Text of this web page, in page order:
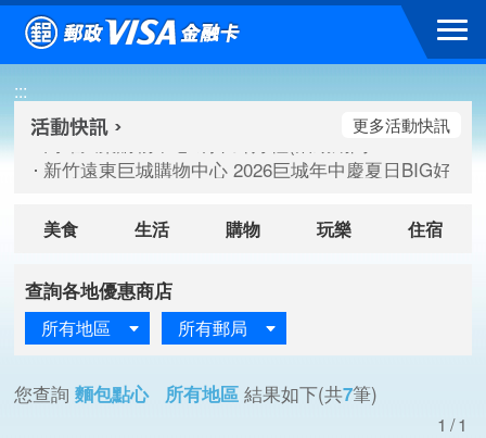
跳到主要內容區塊
:::
高雄大樂購物中心 刷卡郵好禮(活動期間：115/08/07-
臺北三創生活 有點東西第2波 刷卡郵好禮(活動期間：
高雄大樂購物中心 刷卡郵好禮(活動期間：115/08/07-
新竹遠東巨城購物中心 2026巨城年中慶夏日BIG好刷(
更多活動快訊
美食 生活 購物 玩樂 住宿
查詢各地優惠商店
所有地區 所有郵局
您查詢 麵包點心 所有地區 結果如下(共7筆)
1/1